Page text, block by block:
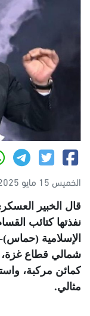
الخميس 15 مايو 2025 10:14 م
قال الخبير
نفذتها كتائب
الإسلامية
شمالي قطاع غزة،
كمائن مركبة،
مثالي.